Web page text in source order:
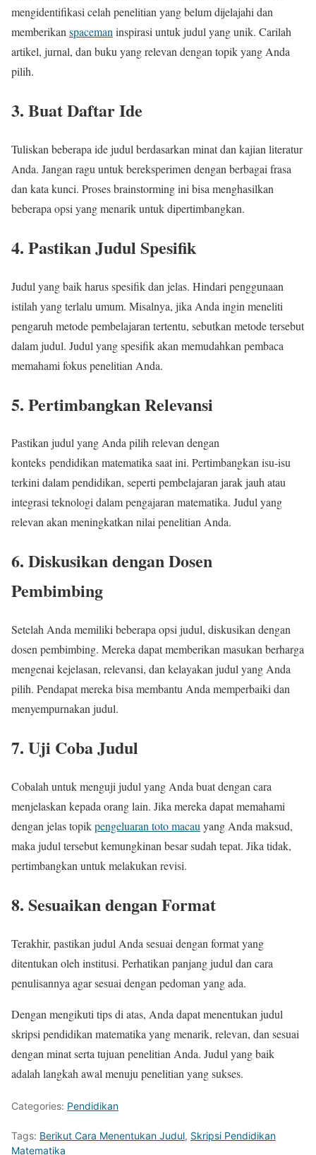
mengidentifikasi celah penelitian yang belum dijelajahi dan
memberikan spaceman inspirasi untuk judul yang unik. Carilah
artikel, jurnal, dan buku yang relevan dengan topik yang Anda
pilih.
3. Buat Daftar Ide
Tuliskan beberapa ide judul berdasarkan minat dan kajian literatur
Anda. Jangan ragu untuk bereksperimen dengan berbagai frasa
dan kata kunci. Proses brainstorming ini bisa menghasilkan
beberapa opsi yang menarik untuk dipertimbangkan.
4. Pastikan Judul Spesifik
Judul yang baik harus spesifik dan jelas. Hindari penggunaan
istilah yang terlalu umum. Misalnya, jika Anda ingin meneliti
pengaruh metode pembelajaran tertentu, sebutkan metode tersebut
dalam judul. Judul yang spesifik akan memudahkan pembaca
memahami fokus penelitian Anda.
5. Pertimbangkan Relevansi
Pastikan judul yang Anda pilih relevan dengan
konteks pendidikan matematika saat ini. Pertimbangkan isu-isu
terkini dalam pendidikan, seperti pembelajaran jarak jauh atau
integrasi teknologi dalam pengajaran matematika. Judul yang
relevan akan meningkatkan nilai penelitian Anda.
6. Diskusikan dengan Dosen
Pembimbing
Setelah Anda memiliki beberapa opsi judul, diskusikan dengan
dosen pembimbing. Mereka dapat memberikan masukan berharga
mengenai kejelasan, relevansi, dan kelayakan judul yang Anda
pilih. Pendapat mereka bisa membantu Anda memperbaiki dan
menyempurnakan judul.
7. Uji Coba Judul
Cobalah untuk menguji judul yang Anda buat dengan cara
menjelaskan kepada orang lain. Jika mereka dapat memahami
dengan jelas topikpengeluaran toto macau yang Anda maksud,
maka judul tersebut kemungkinan besar sudah tepat. Jika tidak,
pertimbangkan untuk melakukan revisi.
8. Sesuaikan dengan Format
Terakhir, pastikan judul Anda sesuai dengan format yang
ditentukan oleh institusi. Perhatikan panjang judul dan cara
penulisannya agar sesuai dengan pedoman yang ada.
Dengan mengikuti tips di atas, Anda dapat menentukan judul
skripsi pendidikan matematika yang menarik, relevan, dan sesuai
dengan minat serta tujuan penelitian Anda. Judul yang baik
adalah langkah awal menuju penelitian yang sukses.
Categories: Pendidikan
Tags: Berikut Cara Menentukan Judul, Skripsi Pendidikan
Matematika